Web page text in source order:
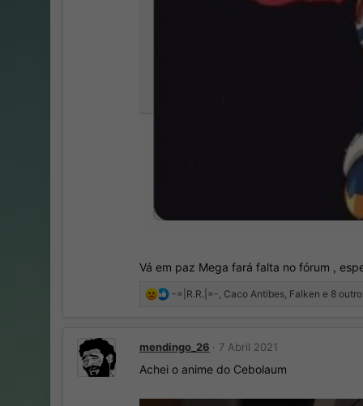
Vá em paz Mega fará falta no fórum ,
R
õ
e
-=|R.R.|=-, Caco Antibes, Falken e 8
mendingo_26 7 Abril 2021
Achei o anime do Cebolaum